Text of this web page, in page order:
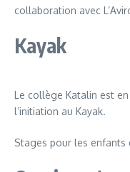
collaboration avec
Kayak
Le collège Katalin est
l’initiation au Kayak.
Stages pour les enfants